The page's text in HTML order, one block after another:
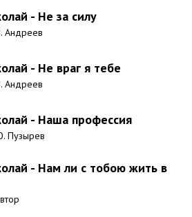
- Не за силу
Андреев
- Не враг я тебе
Андреев
- Наша профессия
Пузырев
- Нам ли с тобою жить в